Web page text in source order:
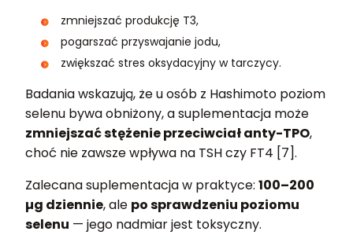
zmniejszać produkcję T3,
pogarszać przyswajanie jodu,
zwiększać stres oksydacyjny w tarczycy.
Badania wskazują, że u osób z Hashimoto poziom
selenu bywa obniżony, a suplementacja może
zmniejszać stężenie przeciwciał anty-TPO,
choć nie zawsze wpływa na TSH czy FT4 [7].
Zalecana suplementacja w praktyce: 100–200
µg dziennie, ale po sprawdzeniu poziomu
selenu — jego nadmiar jest toksyczny.